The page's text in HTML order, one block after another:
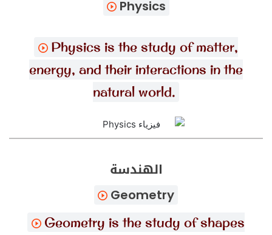
Physics
Physics is the study of matter,
energy, and their interactions in the
natural world.
الهندسة
Geometry
Geometry is the study of shapes